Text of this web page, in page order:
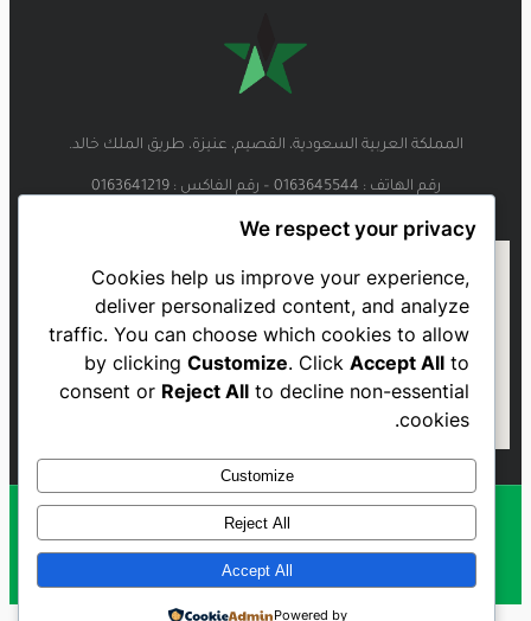
المملكة العربية السعودية، القصيم، عنيزة، طريق الملك خالد.
رقم الهاتف : 0163645544 – رقم الفاكس : 0163641219
Al Najmah FC - 2023
We respect your privacy
Cookies help us improve your experience,
deliver personalized content, and analyze
traffic. You can choose which cookies to allow
by clickingCustomize. ClickAccept All to
consent or Reject All to decline non-essential
cookies.
Customize
Reject All
Accept All
Powered by